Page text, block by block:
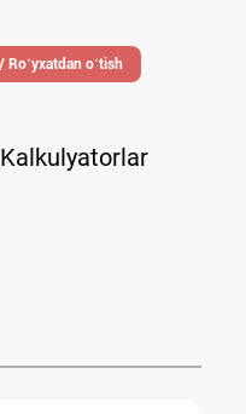
Roʻyхatdan oʻtish
Kalkulyatorlar